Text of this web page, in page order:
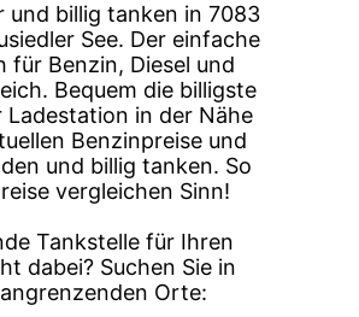
und billig tanken in 7083
See. Der einfache
für Benzin, Diesel und
Bequem die billigste
Ladestation in der Nähe
Benzinpreise und
und billig tanken. So
vergleichen Sinn!
Tankstelle für Ihren
dabei? Suchen Sie in
Orte: